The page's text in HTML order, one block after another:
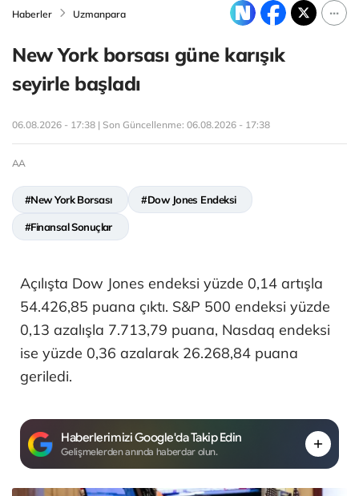
Haberler Uzmanpara
New York borsası güne karışık
seyirle başladı
06.08.2026 - 17:38 | Son Güncellenme: 06.08.2026 - 17:38
AA
#New York Borsası #Dow Jones Endeksi
#Finansal Sonuçlar
Açılışta Dow Jones endeksi yüzde 0,14 artışla
54.426,85 puana çıktı. S&P 500 endeksi yüzde
0,13 azalışla 7.713,79 puana, Nasdaq endeksi
ise yüzde 0,36 azalarak 26.268,84 puana
geriledi.
Haberlerimizi Google'da Takip Edin
Gelişmelerden anında haberdar olun.